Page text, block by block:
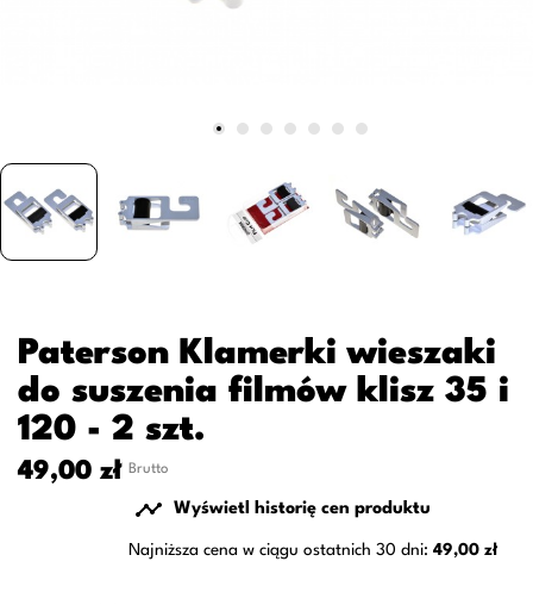
Paterson Klamerki wieszaki
do suszenia filmów klisz 35 i
120 - 2 szt.
49,00 zł Brutto
 Wyświetl historię cen produktu
Najniższa cena w ciągu ostatnich 30 dni: 49,00 zł